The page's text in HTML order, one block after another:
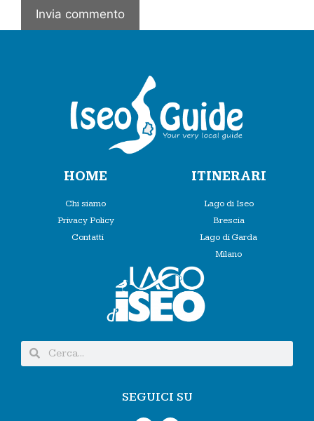
HOME
Chi siamo
Privacy Policy
Contatti
ITINERARI
Lago di Iseo
Brescia
Lago di Garda
Milano
SEGUICI SU